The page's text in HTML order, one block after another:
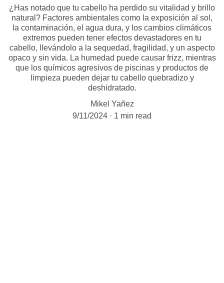
¿Has notado que tu cabello ha perdido su vitalidad y brillo
natural? Factores ambientales como la exposición al sol,
la contaminación, el agua dura, y los cambios climáticos
extremos pueden tener efectos devastadores en tu
cabello, llevándolo a la sequedad, fragilidad, y un aspecto
opaco y sin vida. La humedad puede causar frizz, mientras
que los químicos agresivos de piscinas y productos de
limpieza pueden dejar tu cabello quebradizo y
deshidratado.
Mikel Yañez
9/11/2024
1 min read